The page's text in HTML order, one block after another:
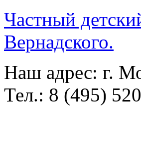
Частный
Вернадского.
Наш адрес: г.
Тел.: 8 (495)